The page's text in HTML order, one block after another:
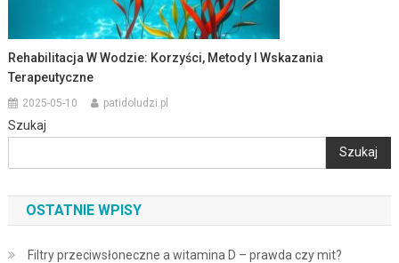
Rehabilitacja W Wodzie: Korzyści, Metody I Wskazania
Terapeutyczne
2025-05-10 patidoludzi.pl
Szukaj
Szukaj
OSTATNIE WPISY
Filtry przeciwsłoneczne a witamina D – prawda czy mit?